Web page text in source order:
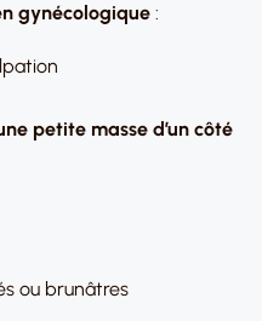
gynécologique :
petite masse d’un côté
ou brunâtres